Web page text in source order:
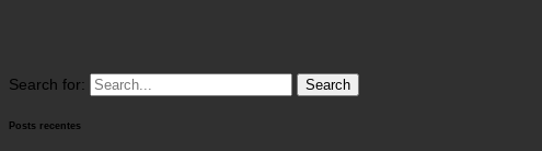
Search for:
Posts recentes